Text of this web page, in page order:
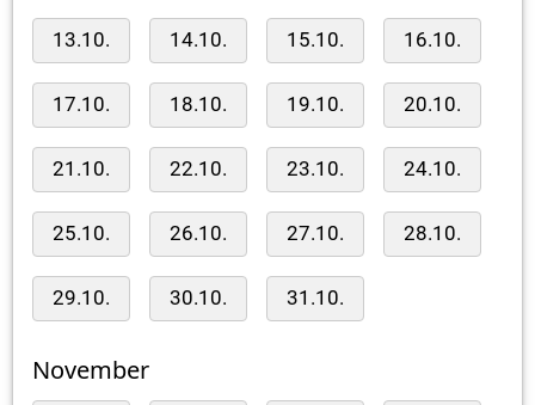
13.10. 14.10. 15.10. 16.10.
17.10. 18.10. 19.10. 20.10.
21.10. 22.10. 23.10. 24.10.
25.10. 26.10. 27.10. 28.10.
29.10. 30.10. 31.10.
November